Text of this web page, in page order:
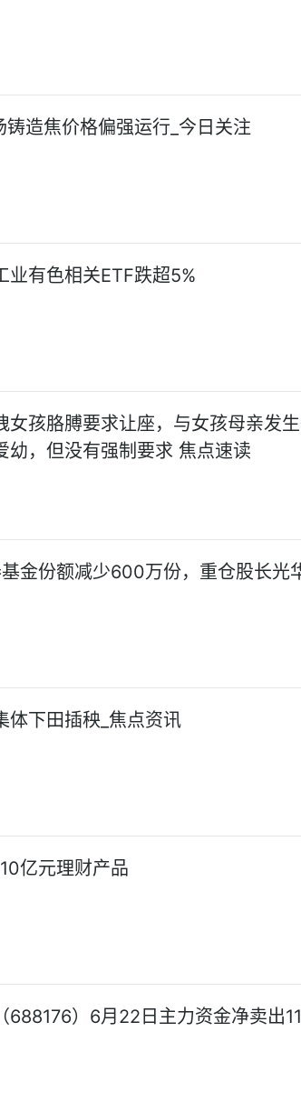
造焦价格偏强运行_今日关注
业有色相关ETF跌超5%
女孩胳膊要求让座，与女孩母亲发
幼，但没有强制要求 焦点速读
金份额减少600万份，重仓股长光
体下田插秧_焦点资讯
亿元理财产品
688176）6月22日主力资金净卖出